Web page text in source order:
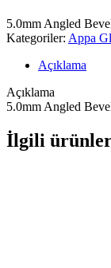
5.0mm Angled
Kategoriler: Appa
Açıklama
Açıklama
5.0mm Angled
İlgili